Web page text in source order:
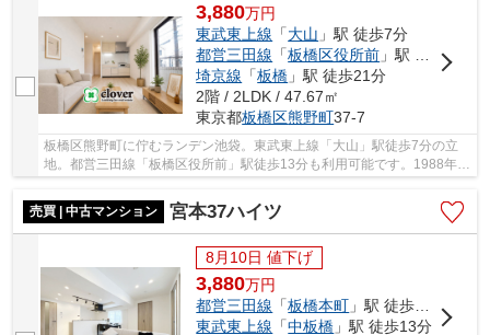
3,880万円
東武東上線 「大山 」駅 徒歩7分
都営三田線 「板橋区役所前 」駅 徒歩13分
埼京線 「板橋 」駅 徒歩21分
2階 / 2LDK / 47.67㎡
東京都板橋区熊野町37-7
板橋区熊野町に佇むランデン池袋。東武東上線「大山」駅徒歩7分の立
地。都営三田線「板橋区役所前」駅徒歩13分も利用可能です。1988年5
売買 | 中古マンション
宮本37ハイツ
8月10日 値下げ
3,880万円
都営三田線 「板橋本町 」駅 徒歩10分
東武東上線 「中板橋 」駅 徒歩13分